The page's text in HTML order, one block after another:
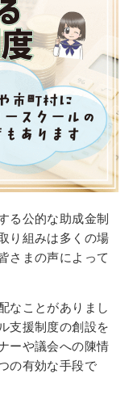
る公的な助成金制
り組みは多くの場
さまの声によって
なことがありまし
支援制度の創設を
ーや議会への陳情
の有効な手段で